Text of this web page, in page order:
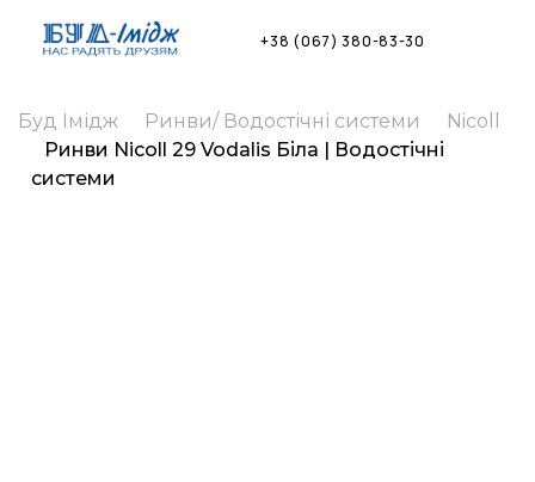
to
+38 (067) 380-83-30
Буд Імідж Ринви/ Водостічні системи
Nicoll
Ринви Nicoll 29 Vodalis Біла | Водостічні
системи